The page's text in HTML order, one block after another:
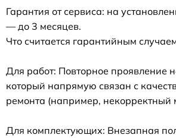
Гарантия от сервиса: на
— до 3 месяцев.
Что считается гарантийным
Для работ: Повторное проявление
который напрямую связан с
ремонта (например, некорректный
Для комплектующих: Внезапная